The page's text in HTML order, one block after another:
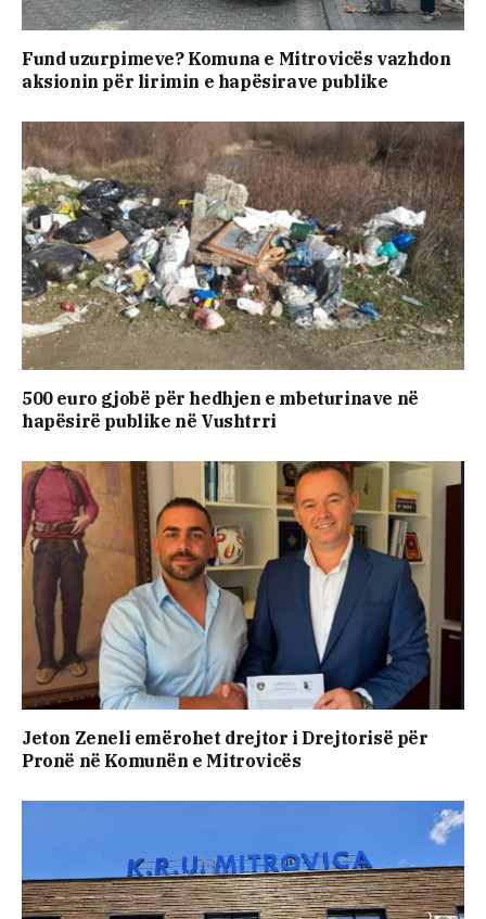
Fund uzurpimeve? Komuna e Mitrovicës vazhdon
aksionin për lirimin e hapësirave publike
500 euro gjobë për hedhjen e mbeturinave në
hapësirë publike në Vushtrri
Jeton Zeneli emërohet drejtor i Drejtorisë për
Pronë në Komunën e Mitrovicës